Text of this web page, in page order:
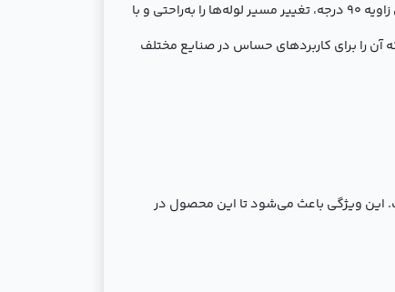
فشارهای زیاد، به‌ویژه در پروژه‌های پیچیده صنعتی، مورد استفاده قرار می‌گیرد. این محصول از فولاد رده 40 ساخته شده و با داشتن زاویه 90 درجه، تغییر مسیر لوله‌ها را به‌راحتی و با
آن را برای کاربردهای حساس در صنایع مختلف
مختلف مقاوم است. این ویژگی باعث می‌شود تا این محصول در